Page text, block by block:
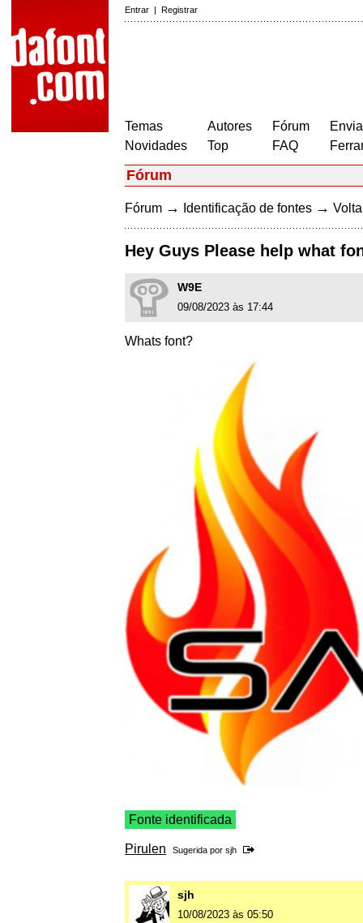
Entrar | Registrar
Temas
Novidades
Autores
Top
Fórum
FAQ
Fórum
Fórum → Identificação de fontes →
Hey Guys Please help what
W9E
09/08/2023 às 17:44
Whats font?
Fonte identificada
Pirulen Sugerida por sjh
sjh
10/08/2023 às 05:50